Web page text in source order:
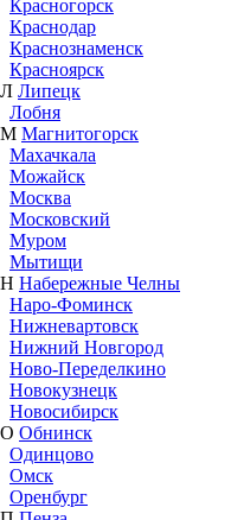
Красногорск
Краснодар
Краснознаменск
Красноярск
Л Липецк
Лобня
М Магнитогорск
Махачкала
Можайск
Москва
Московский
Муром
Мытищи
Н Набережные Челны
Наро-Фоминск
Нижневартовск
Нижний Новгород
Ново-Переделкино
Новокузнецк
Новосибирск
О Обнинск
Одинцово
Омск
Оренбург